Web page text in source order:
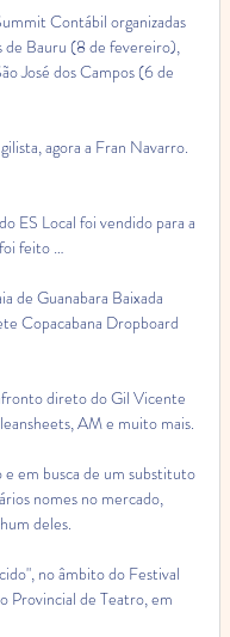
Contábil organizadas
de Bauru (8 de fevereiro),
José dos Campos (6 de
agora a Fran Navarro.
ES Local foi vendido para a
feito …
de Guanabara Baixada
Copacabana Dropboard
direto do Gil Vicente
AM e muito mais.
e em busca de um substituto
nomes no mercado,
deles.
no âmbito do Festival
Provincial de Teatro, em